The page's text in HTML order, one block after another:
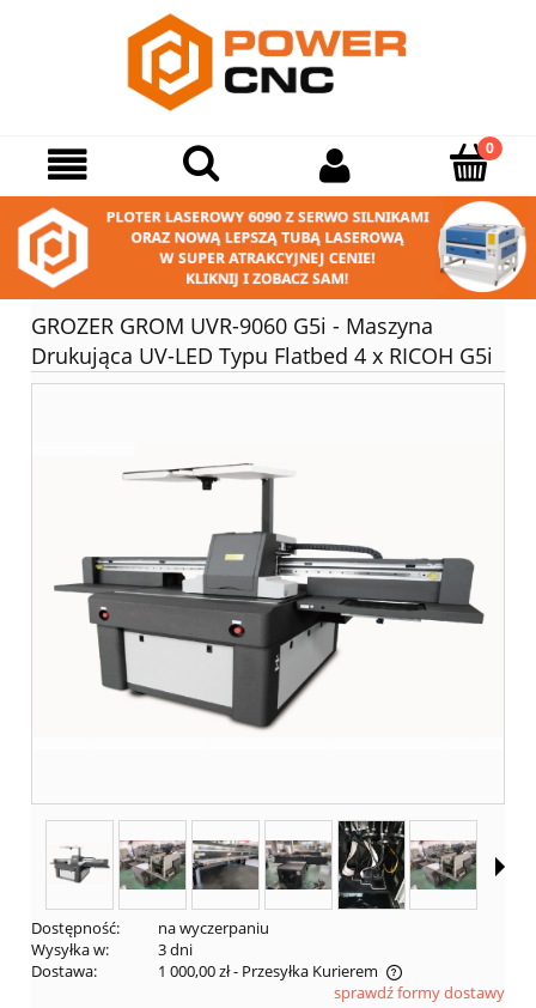
GROZER GROM UVR-9060 G5i - Maszyna
Drukująca UV-LED Typu Flatbed 4 x RICOH G5i
Dostępność:
na wyczerpaniu
Wysyłka w:
3 dni
Dostawa:
1 000,00 zł- Przesyłka Kurierem
Cena nie zawiera ewentualnych kosztów płatnościsprawdź formy dostawy